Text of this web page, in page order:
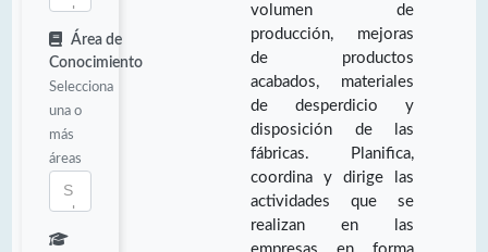
Área de
Conocimiento
Selecciona
una o
más
áreas
volumen de
producción, mejoras
de productos
acabados, materiales
de desperdicio y
disposición de las
fábricas. Planifica,
coordina y dirige las
actividades que se
realizan en las